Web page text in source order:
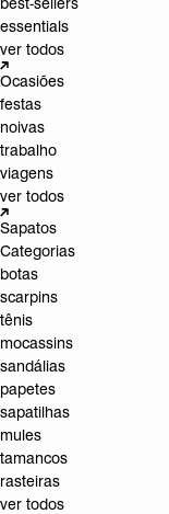
essentials
ver todos
Ocasiões
festas
noivas
trabalho
viagens
ver todos
Sapatos
Categorias
botas
scarpins
tênis
mocassins
sandálias
papetes
sapatilhas
mules
tamancos
rasteiras
ver todos